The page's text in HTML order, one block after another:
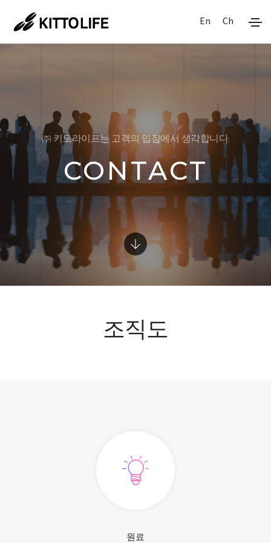
En Ch
㈜ 키토라이프는 고객의 입장에서 생각합니다.
CONTACT
조직도
원료